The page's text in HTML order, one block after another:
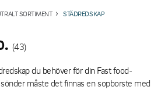
SORTIMENT STÄDREDSKAP
(43)
du behöver för din Fast food-
måste det finnas en sopborste med